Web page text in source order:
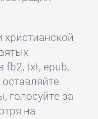
fb2, txt, epub,
голосуйте за
на